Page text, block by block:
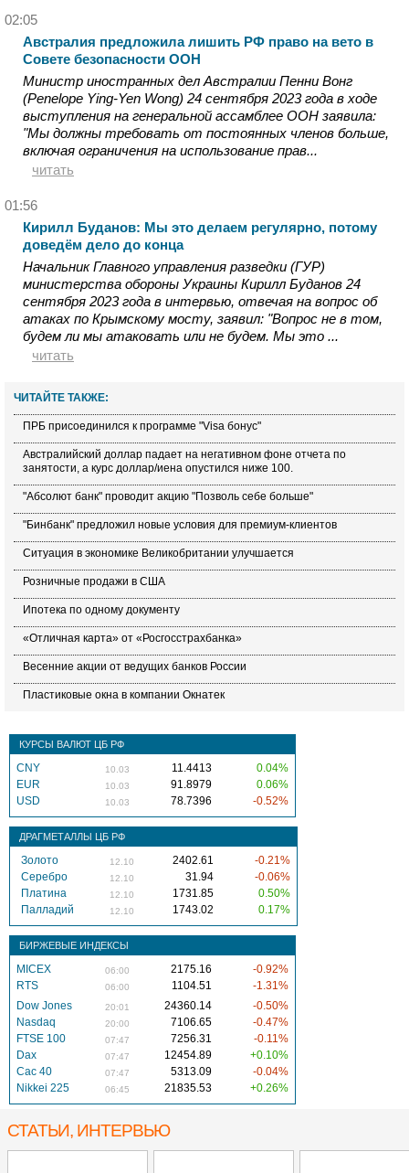
02:05
Австралия предложила лишить РФ право на вето в
Совете безопасности ООН
Министр иностранных дел Австралии Пенни Вонг
(Penelope Ying-Yen Wong) 24 сентября 2023 года в ходе
выступления на генеральной ассамблее ООН заявила:
"Мы должны требовать от постоянных членов больше,
включая ограничения на использование прав...
читать
01:56
Кирилл Буданов: Мы это делаем регулярно, потому
доведём дело до конца
Начальник Главного управления разведки (ГУР)
министерства обороны Украины Кирилл Буданов 24
сентября 2023 года в интервью, отвечая на вопрос об
атаках по Крымскому мосту, заявил: "Вопрос не в том,
будем ли мы атаковать или не будем. Мы это ...
читать
ЧИТАЙТЕ ТАКЖЕ:
ПРБ присоединился к программе "Visa бонус"
Австралийский доллар падает на негативном фоне отчета по
занятости, а курс доллар/иена опустился ниже 100.
"Абсолют банк" проводит акцию "Позволь себе больше"
"Бинбанк" предложил новые условия для премиум-клиентов
Ситуация в экономике Великобритании улучшается
Розничные продажи в США
Ипотека по одному документу
«Отличная карта» от «Росгосстрахбанка»
Весенние акции от ведущих банков России
Пластиковые окна в компании Окнатек
КУРСЫ ВАЛЮТ ЦБ РФ
CNY 10.03 11.4413
0.04%
EUR
10.03 91.8979
0.06%
USD
10.03 78.7396 -0.52%
ДРАГМЕТАЛЛЫ ЦБ РФ
Золото 12.10 2402.61
-0.21%
Серебро
12.10 31.94
-0.06%
Платина
12.10 1731.85
0.50%
Палладий
12.10 1743.02 0.17%
БИРЖЕВЫЕ ИНДЕКСЫ
MICEX 06:00 2175.16
-0.92%
RTS
06:00 1104.51
-1.31%
Dow Jones
20:01 24360.14
-0.50%
Nasdaq
20:00 7106.65
-0.47%
FTSE 100
07:47 7256.31
-0.11%
Dax
07:47 12454.89
+0.10%
Cac 40
07:47 5313.09
-0.04%
Nikkei 225
06:45 21835.53 +0.26%
СТАТЬИ, ИНТЕРВЬЮ